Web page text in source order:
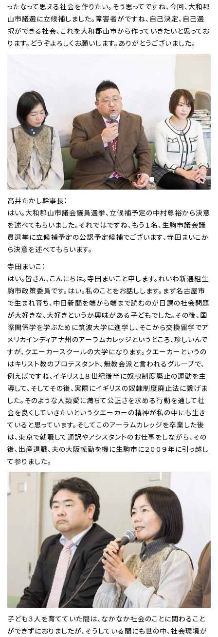
ったなって思える社会を作りたい。そう思ってですね、今回、大和郡
山市議選に立候補しました。障害者がですね、自己決定、自己選
択ができる社会、これを大和郡山市から作っていきたいと思ってお
ります。どうぞよろしくお願いします。ありがとうございました。
高井たかし幹事長：
はい。大和郡山市議会議員選挙、立候補予定の中村尊裕から決意
を述べてもらいました。それではですね、もう１名、生駒市議会議
員選挙に立候補予定の公認予定候補でございます、寺田まいこか
ら決意を述べてもらいます。
寺田まいこ：
はい。皆さん、こんにちは。寺田まいこと申します。れいわ新選組生
駒市政策委員です。はい。私のことをお話しします。まず名古屋市
で生まれ育ち、中日新聞を端から端まで読むのが日課の社会問題
が大好きな、大好きというか興味がある子どもでした。その後、国
際関係学を学ぶために筑波大学に進学し、そこから交換留学でア
メリカインディアナ州のアーラムカレッジというところ、珍しいんで
すが、クエーカースクールの大学になります。クエーカーというの
はキリスト教のプロテスタント、無教会派と言われるグループで、
例えばですね、イギリス１８世紀後半に奴隷制度廃止の運動を主
導して、そしてその後、実際にイギリスの奴隷制度廃止法に繋げま
した。そのような人類愛に満ちて公正さを求める行動を通して社
会を良くしていきたいというクエーカーの精神が私の中にも生き
ていると思っています。そしてこのアーラムカレッジを卒業した後
は、東京で就職して通訳やアシスタントのお仕事をしながら、その
後、出産退職、夫の大阪転勤を機に生駒市に２００９年に引っ越し
て参りました。
子ども３人を育てていた間は、なかなか社会のことに関わること
ができずにおりましたが、そうしている間にも世の中、社会環境が